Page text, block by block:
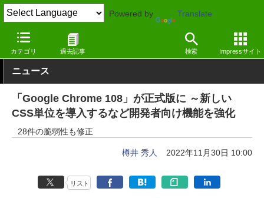
Powered by Translate
カテゴリ 過去記事 検索 Impressサイト
窓の杜 セキュリティ
ニュース
「Google Chrome 108」が正式版に ～新しい
CSS単位を導入するなど開発者向け機能を強化
28件の脆弱性も修正
樽井 秀人 2022年11月30日 10:00
リスト